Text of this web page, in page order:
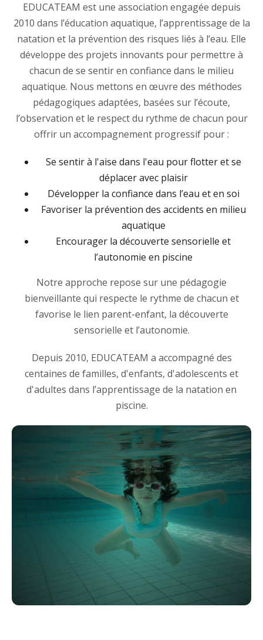
EDUCATEAM est une association engagée depuis
2010 dans l’éducation aquatique, l’apprentissage de la
natation et la prévention des risques liés à l’eau. Elle
développe des projets innovants pour permettre à
chacun de se sentir en confiance dans le milieu
aquatique. Nous mettons en œuvre des méthodes
pédagogiques adaptées, basées sur l’écoute,
l’observation et le respect du rythme de chacun pour
offrir un accompagnement progressif pour :
Se sentir à l'aise dans l'eau pour flotter et se
déplacer avec plaisir
Développer la confiance dans l’eau et en soi
Favoriser la prévention des accidents en milieu
aquatique
Encourager la découverte sensorielle et
l’autonomie en piscine
Notre approche repose sur une pédagogie
bienveillante qui respecte le rythme de chacun et
favorise le lien parent-enfant, la découverte
sensorielle et l’autonomie.
Depuis 2010, EDUCATEAM a accompagné des
centaines de familles, d'enfants, d'adolescents et
d'adultes dans l’apprentissage de la natation en
piscine.